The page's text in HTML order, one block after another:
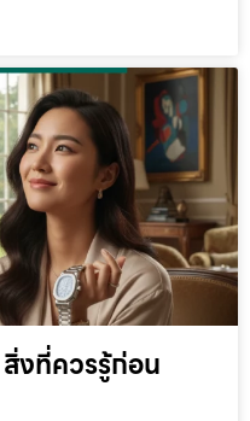
งที่ควรรู้ก่อน